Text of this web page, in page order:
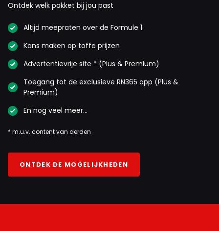
Ontdek welk pakket bij jou past
Altijd meepraten over de Formule 1
Kans maken op toffe prijzen
Advertentievrije site * (Plus & Premium)
Toegang tot de exclusieve RN365 app (Plus &
Premium)
En nog veel meer…
* m.u.v. content van derden
ONTDEK DE MOGELIJKHEDEN